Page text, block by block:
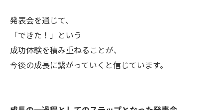
発表会を通じて、
「できた！」という
成功体験を積み重ねることが、
今後の成長に繋がっていくと信じています。